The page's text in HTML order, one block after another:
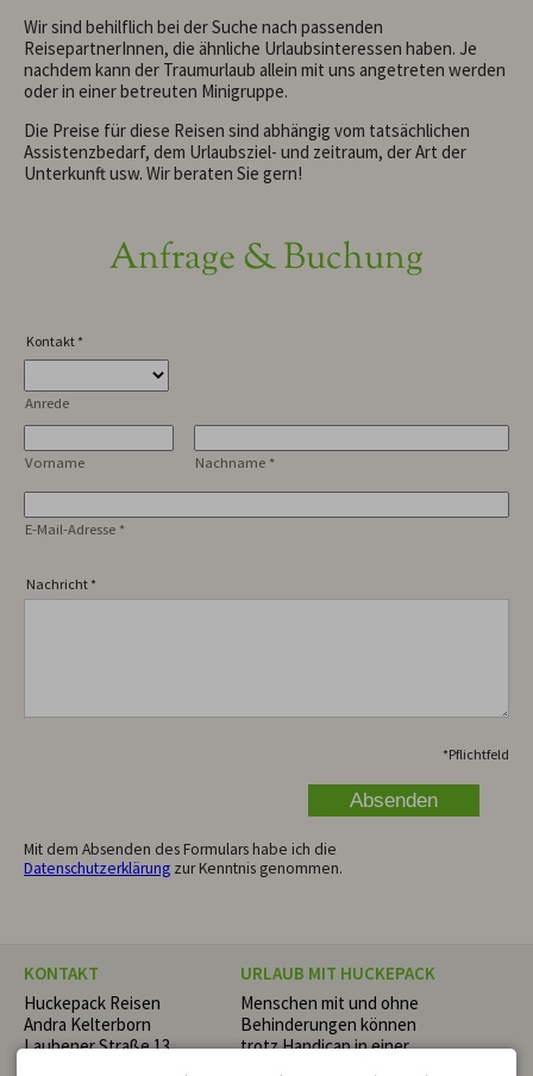
Wir sind behilflich bei der Suche nach passenden
ReisepartnerInnen, die ähnliche Urlaubsinteressen haben. Je
nachdem kann der Traumurlaub allein mit uns angetreten werden
oder in einer betreuten Minigruppe.
Die Preise für diese Reisen sind abhängig vom tatsächlichen
Assistenzbedarf, dem Urlaubsziel- und zeitraum, der Art der
Unterkunft usw. Wir beraten Sie gern!
Anfrage & Buchung
Kontakt *
Anrede
Vorname Nachname *
E-Mail-Adresse *
Nachricht *
*Pflichtfeld
Mit dem Absenden des Formulars habe ich die
Datenschutzerklärung zur Kenntnis genommen.
KONTAKT
Huckepack Reisen
Andra Kelterborn
Laubener Straße 13
URLAUB MIT HUCKEPACK
Menschen mit und ohne
Behinderungen können
trotz Handicap in einer